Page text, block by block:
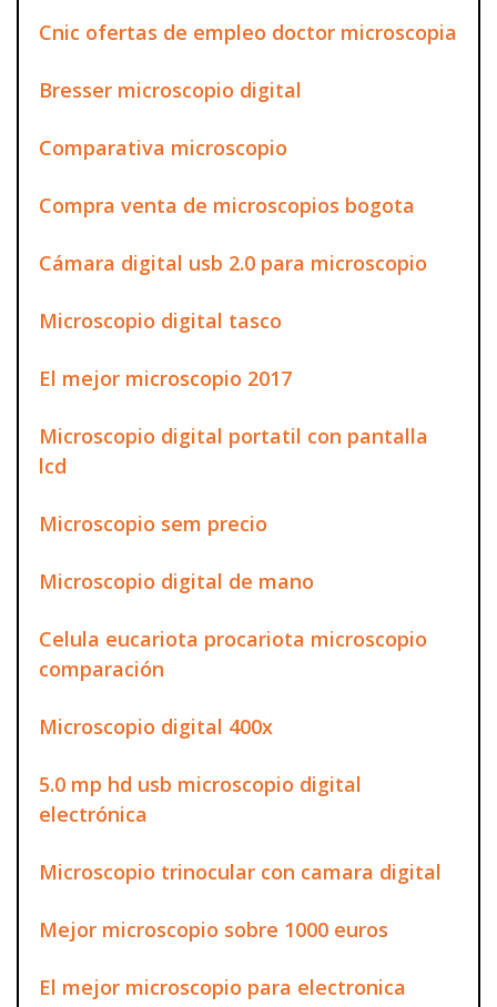
Cnic ofertas de empleo doctor microscopia
Bresser microscopio digital
Comparativa microscopio
Compra venta de microscopios bogota
Cámara digital usb 2.0 para microscopio
Microscopio digital tasco
El mejor microscopio 2017
Microscopio digital portatil con pantalla
lcd
Microscopio sem precio
Microscopio digital de mano
Celula eucariota procariota microscopio
comparación
Microscopio digital 400x
5.0 mp hd usb microscopio digital
electrónica
Microscopio trinocular con camara digital
Mejor microscopio sobre 1000 euros
El mejor microscopio para electronica